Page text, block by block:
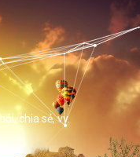
chia sẻ, vv.